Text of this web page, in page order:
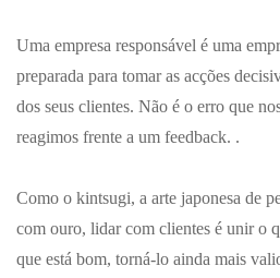
Uma empresa responsável é uma
preparada para tomar as acções
dos seus clientes. Não é o erro que
reagimos frente a um feedback. .
Como o kintsugi, a arte japonesa de
com ouro, lidar com clientes é unir o
que está bom, torná-lo ainda mais